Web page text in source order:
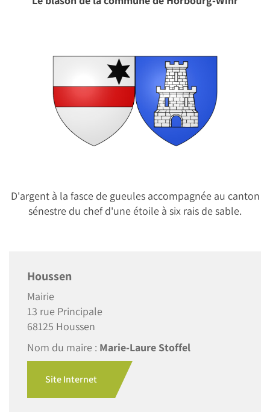
D'argent à la fasce de gueules accompagnée au canton
sénestre du chef d'une étoile à six rais de sable.
Houssen
Mairie
13 rue Principale
68125 Houssen
Nom du maire : Marie-Laure Stoffel
Site Internet